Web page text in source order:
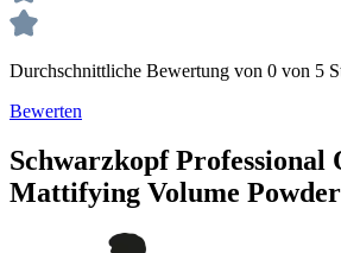
Durchschnittliche Bewertung von 0 von 5
Bewerten
Schwarzkopf Professional
Mattifying Volume Powder